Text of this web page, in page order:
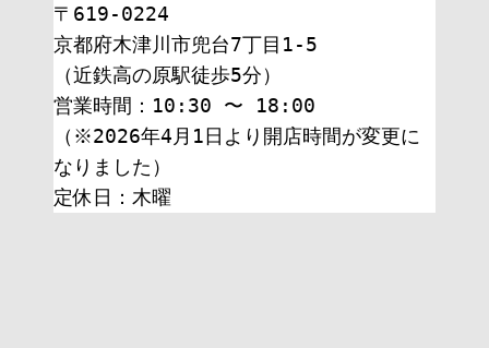
〒619-0224
京都府木津川市兜台7丁目1-5
（近鉄高の原駅徒歩5分）
営業時間：10:30 〜 18:00
（※2026年4月1日より開店時間が変更に
なりました）
定休日：木曜